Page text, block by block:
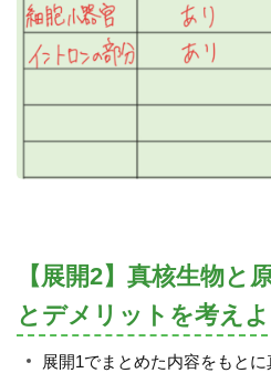
【展開2】真核生物と
とデメリットを考え
展開1でまとめた内容をもと